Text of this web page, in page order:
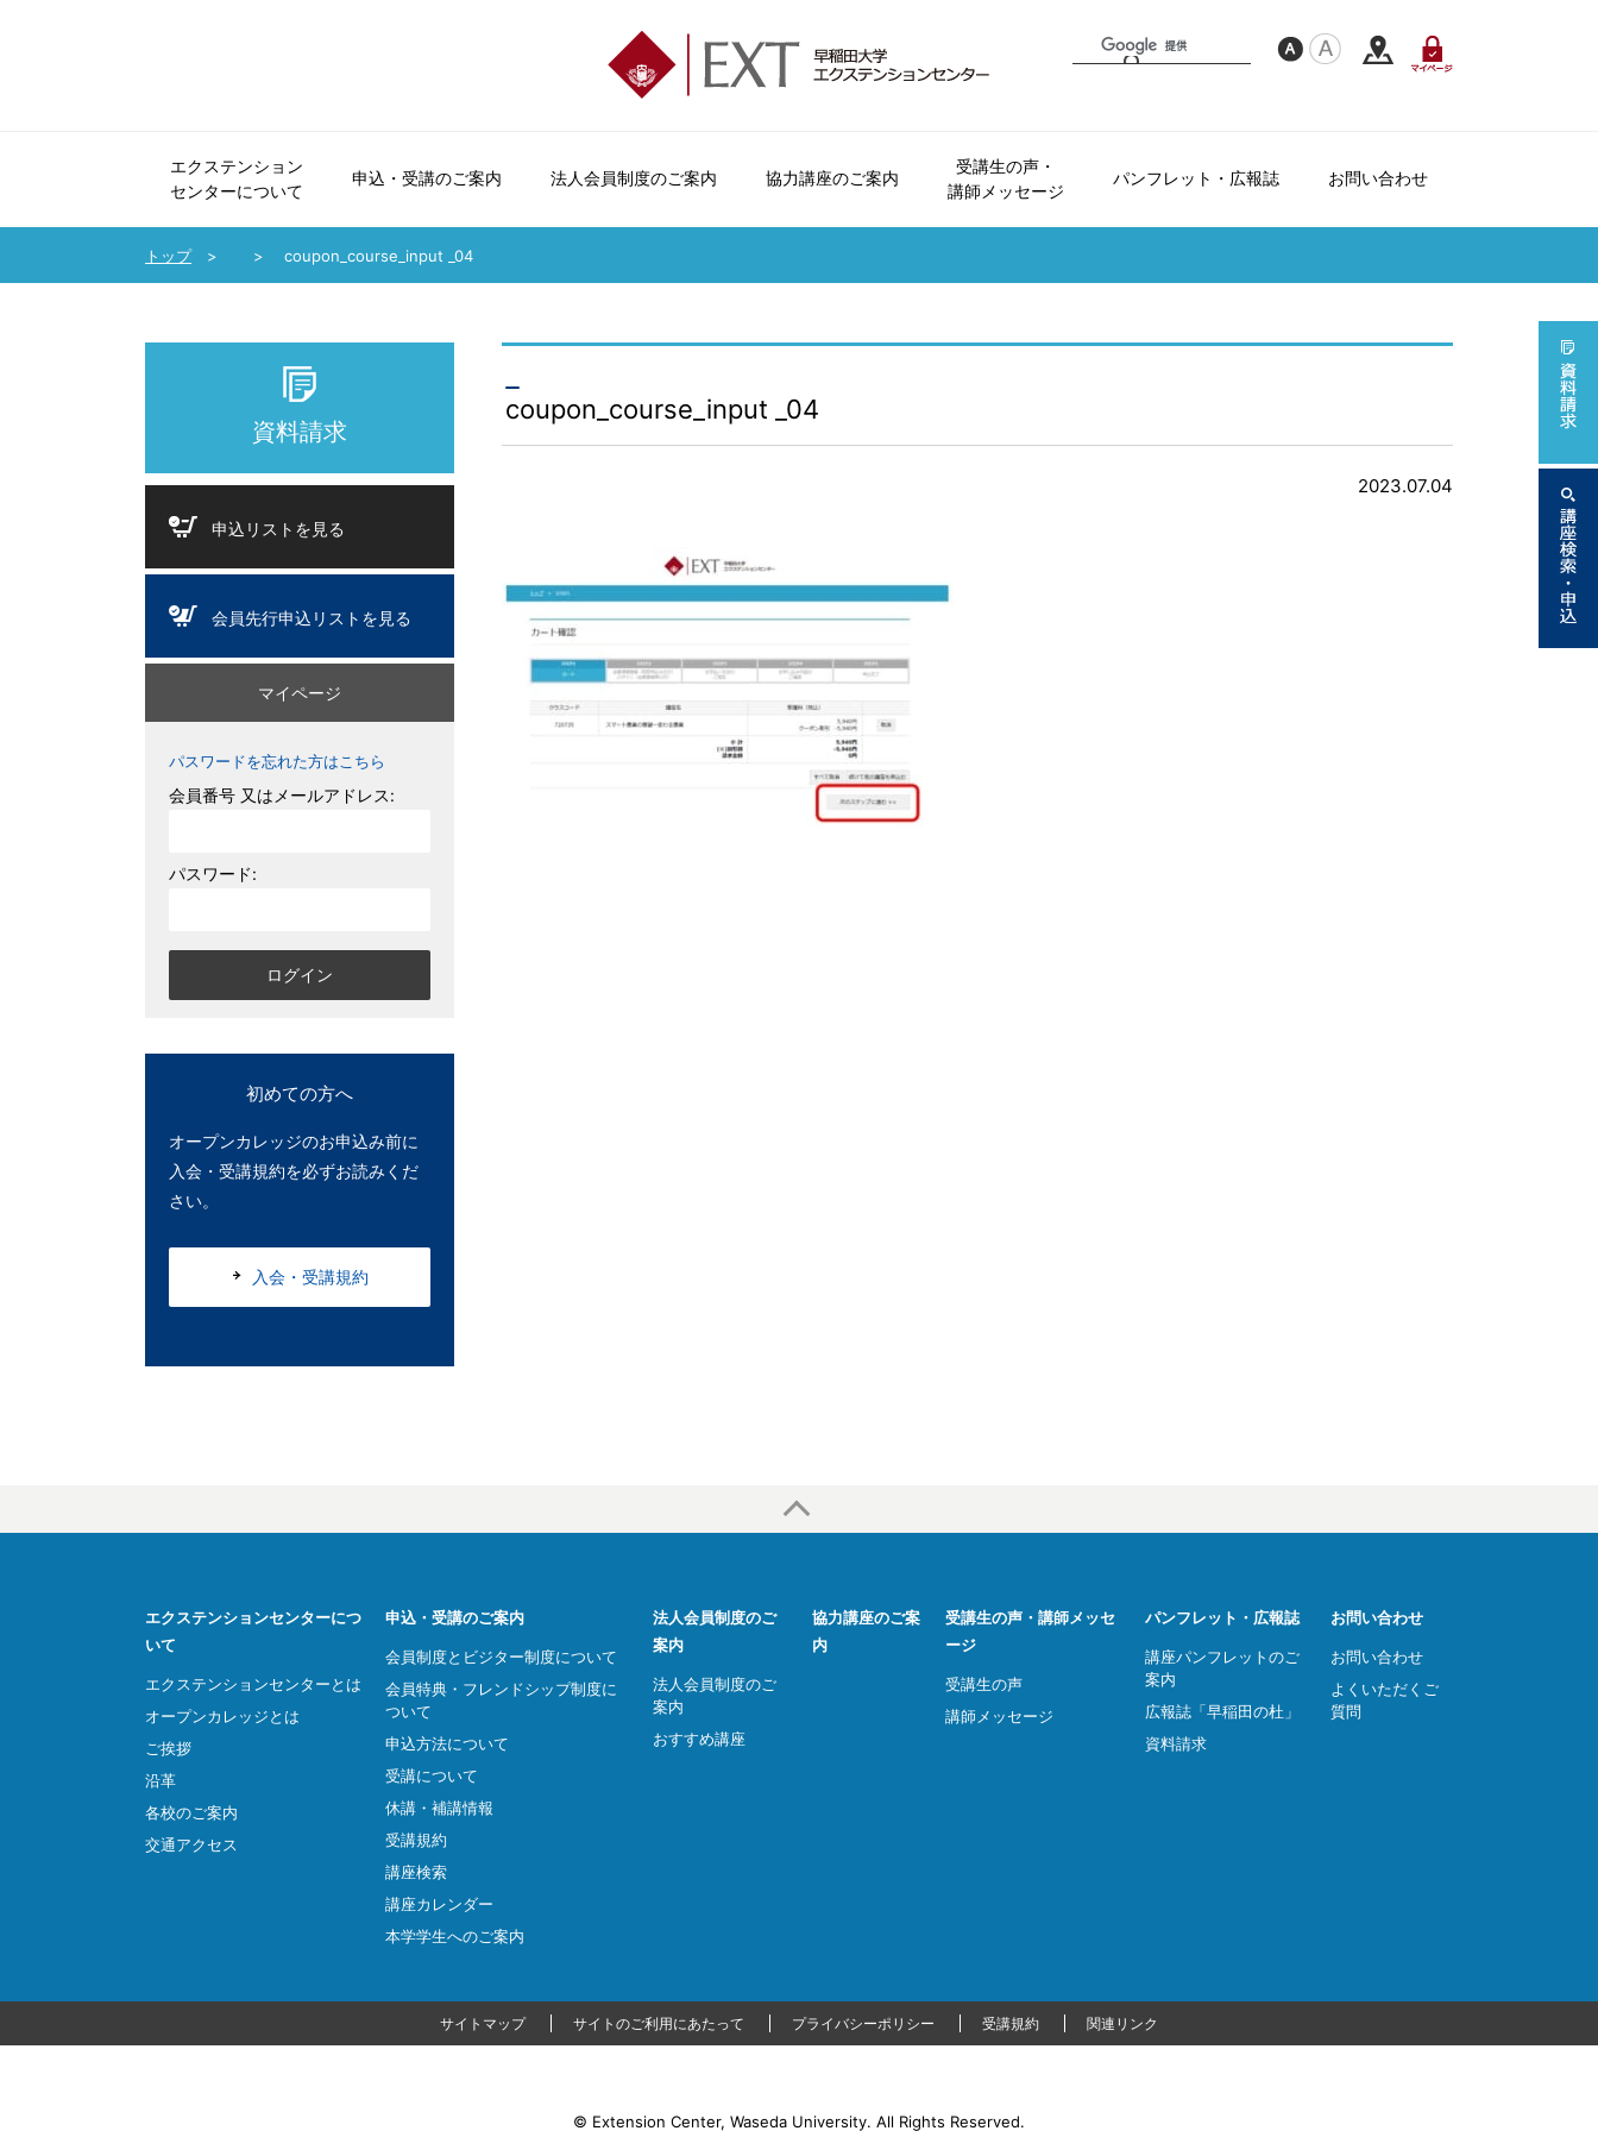
エクステンション
センターについて
オープンカレッジとは
各校のご案内
申込・受講のご案内
申込方法について
受講について
本学学生へのご案内
法人会員制度のご案内
おすすめ講座
協力講座のご案内
受講生の声・
講師メッセージ
講師メッセージ
パンフレット・広報誌
広報誌「早稲田の杜」
お問い合わせ
よくいただくご質問
トップ coupon_course_input _04
coupon_course_input _04
2023.07.04
資料請求
申込リストを見る
会員先行申込リストを見る
マイページ
パスワードを忘れた方はこちら
会員番号 又はメールアドレス:
パスワード:
初めての方へ
オープンカレッジのお申込み前に
入会・受講規約を必ずお読みくだ
さい。
入会・受講規約
エクステンションセンターにつ
いて
エクステンションセンターとは
オープンカレッジとは
ご挨拶
沿革
各校のご案内
交通アクセス
申込・受講のご案内
会員制度とビジター制度について
会員特典・フレンドシップ制度に
ついて
申込方法について
受講について
休講・補講情報
受講規約
講座検索
講座カレンダー
本学学生へのご案内
法人会員制度のご
案内
法人会員制度のご
案内
おすすめ講座
協力講座のご案
内
受講生の声・講師メッセ
ージ
受講生の声
講師メッセージ
パンフレット・広報誌
講座パンフレットのご
案内
広報誌「早稲田の杜」
資料請求
お問い合わせ
お問い合わせ
よくいただくご
質問
サイトマップ サイトのご利用にあたって プライバシーポリシー 受講規約 関連リンク
© Extension Center, Waseda University. All Rights Reserved.